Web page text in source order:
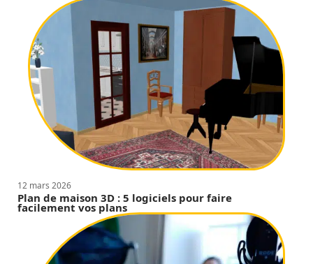
12 mars 2026
Plan de maison 3D : 5 logiciels pour faire
facilement vos plans